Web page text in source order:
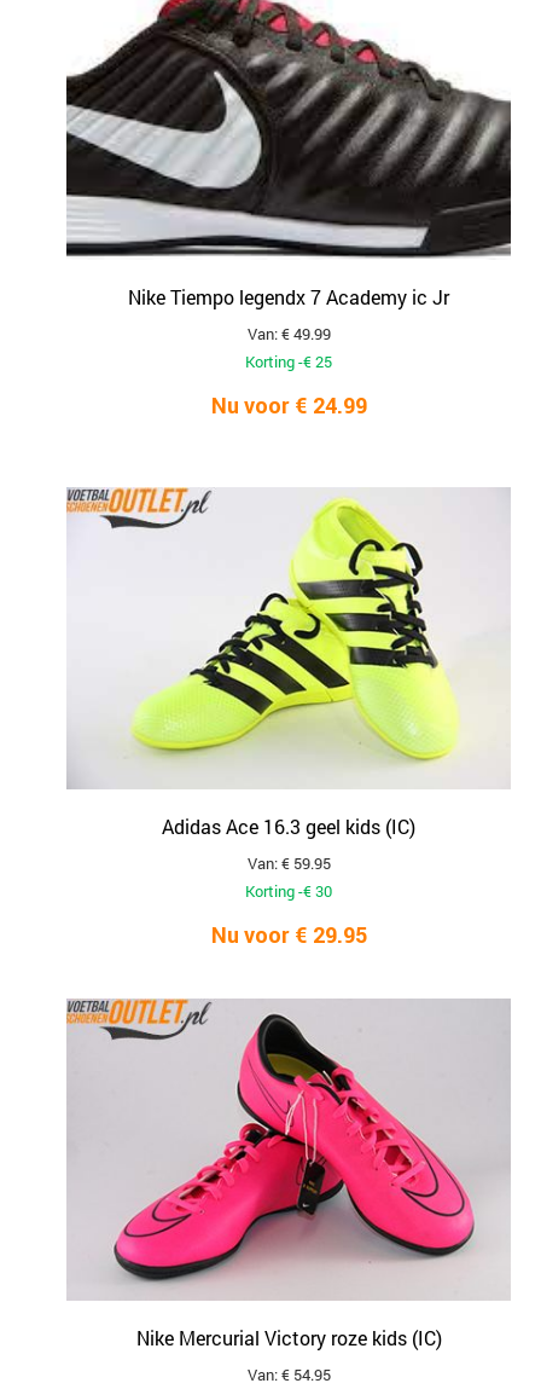
Nike Tiempo legendx 7 Academy ic Jr
Van: € 49.99
Korting -€ 25
Nu voor € 24.99
Adidas Ace 16.3 geel kids (IC)
Van: € 59.95
Korting -€ 30
Nu voor € 29.95
Nike Mercurial Victory roze kids (IC)
Van: € 54.95